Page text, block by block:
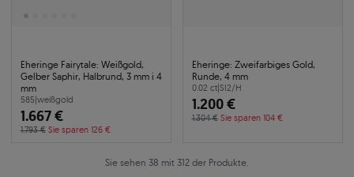
Eheringe Fairytale: Weißgold,
Gelber Saphir, Halbrund, 3 mm i 4
mm
585|weißgold
1.667 €
1.793 € Sie sparen 126 €
Eheringe: Zweifarbiges Gold,
Runde, 4 mm
0.02 ct|SI2/H
1.200 €
1.304 € Sie sparen 104 €
Sie sehen 38 mit 312 der Produkte.